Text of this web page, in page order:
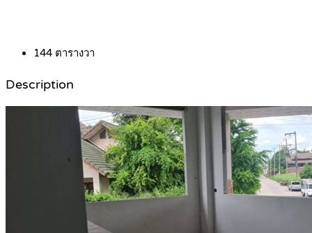
144 ตารางวา
Description